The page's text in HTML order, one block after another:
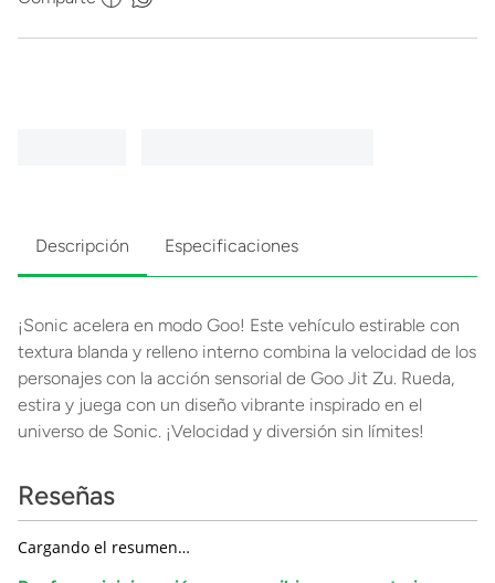
Descripción Especificaciones
¡Sonic acelera en modo Goo! Este vehículo estirable con
textura blanda y relleno interno combina la velocidad de los
personajes con la acción sensorial de Goo Jit Zu. Rueda,
estira y juega con un diseño vibrante inspirado en el
universo de Sonic. ¡Velocidad y diversión sin límites!
Reseñas
Cargando el resumen…